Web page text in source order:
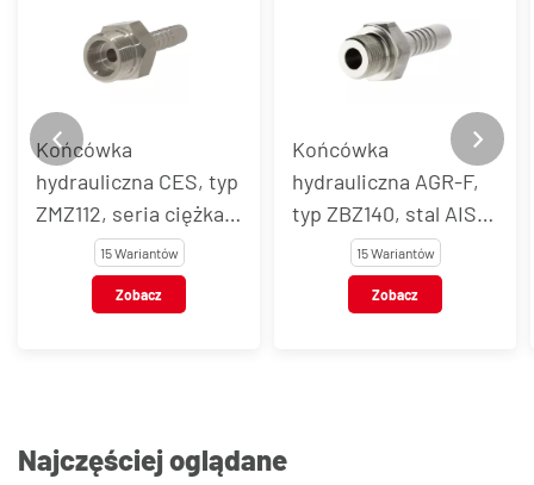
Końcówka
hydrauliczna CES, typ
ZMZ112, seria ciężka,
stal AISI 316L
15 Wariantów
Zobacz
Końcówka
hydrauliczna AGR-F,
typ ZBZ140, stal AISI
15 Wariantów
Zobacz
Najczęściej oglądane